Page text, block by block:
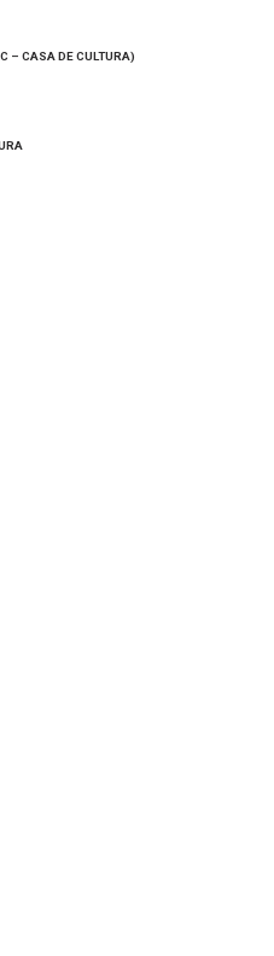
– CASA DE CULTURA)